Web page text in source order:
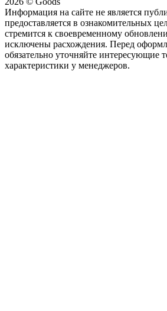
Информация на сайте не является
предоставляется в ознакомительных
стремится к своевременному
исключены расхождения. Перед
обязательно уточняйте интересующие
характеристики у менеджеров.